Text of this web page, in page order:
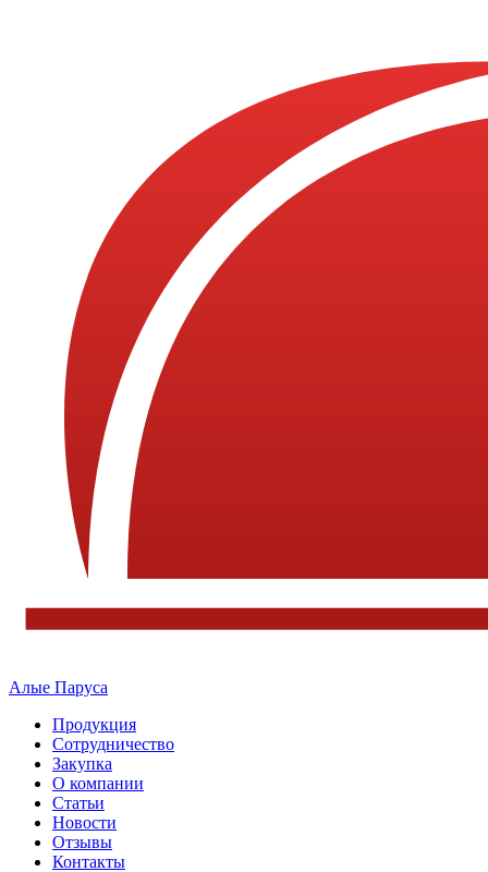
Алые Паруса
Продукция
Сотрудничество
Закупка
О компании
Статьи
Новости
Отзывы
Контакты